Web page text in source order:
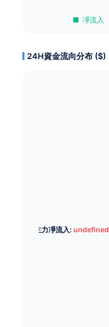
凈流入
24H資金流向分布 ($)
主力凈流入: undefined